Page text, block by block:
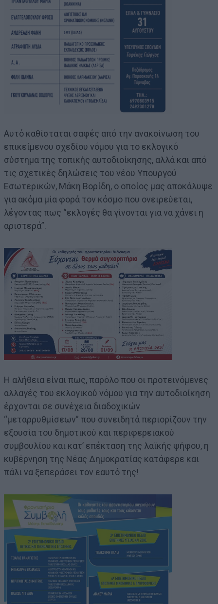
Αυτό καθίσταται σαφές από την ανακοίνωση του
επικείμενου σχεδίου νόμου για το εκλογικό
σύστημα της τοπικής αυτοδιοίκησης, αλλά και από
τις σχετικές δηλώσεις του νέου Υπουργού
Εσωτερικών, Μάκη Βορίδη, ο οποίος μας αποκάλυψε
για ακόμα μία φορά τον κόσμο που ονειρεύεται,
λέγοντας πως “εκλογές θα γίνονται για να χάνει η
αριστερά”.
Η αλήθεια είναι πως, παρόλο που οι προτεινόμενες
αλλαγές του εκλογικού νόμου για την αυτοδιοίκηση
έρχονται σε συνέχεια διαδοχικών
“μεταρρυθμίσεων” που συνειδητά περιορίζουν την
εξουσία του δημοτικού και περιφερειακού
συμβουλίου και κατ’ επέκταση της λαϊκής ψήφου, η
κυβέρνηση της Νέας Δημοκρατίας κατάφερε και
πάλι να ξεπεράσει τον εαυτό της!